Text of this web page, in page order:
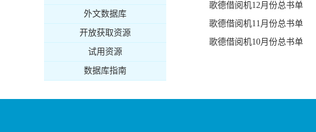
外文数据库
开放获取资源
试用资源
数据库指南
歌德借阅机12月份总书单
歌德借阅机11月份总书单
歌德借阅机10月份总书单